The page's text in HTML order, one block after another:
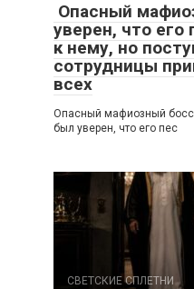
Опасный
уверен, что его
к нему, но
сотрудницы
всех
Опасный мафиозный босс
был уверен, что его пес
СВЕТСКИЕ СПЛЕТНИ